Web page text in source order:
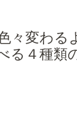
々変わる
る４種類